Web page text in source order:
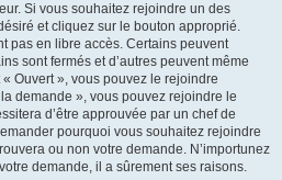
Si vous souhaitez rejoindre un des
et cliquez sur le bouton approprié.
pas en libre accès. Certains peuvent
sont fermés et d’autres peuvent même
Ouvert », vous pouvez le rejoindre
demande », vous pouvez rejoindre le
d’être approuvée par un chef de
pourquoi vous souhaitez rejoindre
ou non votre demande. N’importunez
demande, il a sûrement ses raisons.